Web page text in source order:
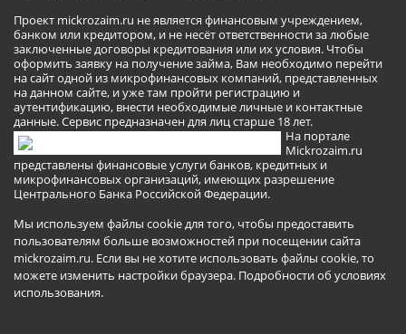
Проект mickrozaim.ru не является финансовым учреждением,
банком или кредитором, и не несёт ответственности за любые
заключенные договоры кредитования или их условия. Чтобы
оформить заявку на получение займа, Вам необходимо перейти
на сайт одной из микрофинансовых компаний, представленных
на данном сайте, и уже там пройти регистрацию и
аутентификацию, внести необходимые личные и контактные
данные. Сервис предназначен для лиц старше 18 лет.
На портале
Mickrozaim.ru
представлены финансовые услуги банков, кредитных и
микрофинансовых организаций, имеющих разрешение
Центрального Банка Российской Федерации.
Мы используем файлы cookie для того, чтобы предоставить
пользователям больше возможностей при посещении сайта
mickrozaim.ru. Если вы не хотите использовать файлы cookie, то
можете изменить настройки браузера. Подробности об условиях
использования.